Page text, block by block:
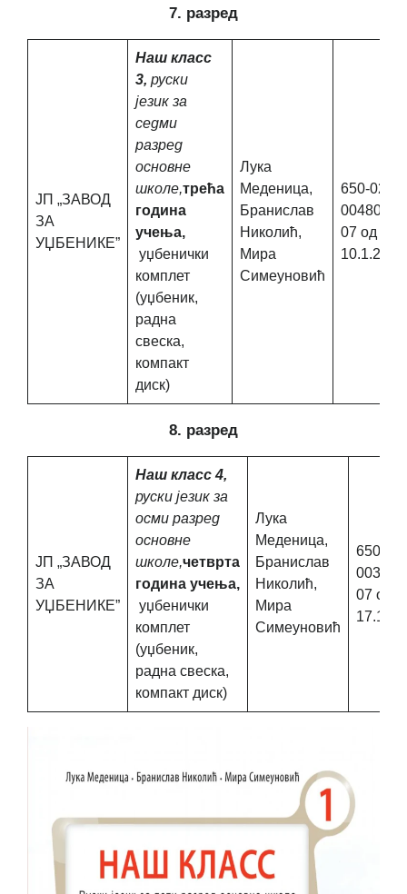
7. разред
ЈП „ЗАВОД
ЗА
УЏБЕНИКЕ”
Наш класс
3, руски
језик за
седми
разред
основне
школе,трећа
година
учења,
уџбенички
комплет
(уџбеник,
радна
свеска,
компакт
диск)
Лука
Меденица,
Бранислав
Николић,
Мира
Симеуновић
650-02-
00480/
07 од
8. разред
ЈП „ЗАВОД
ЗА
УЏБЕНИКЕ”
Наш класс 4,
руски језик за
осми разред
основне
школе,четврта
година учења,
уџбенички
комплет
(уџбеник,
радна свеска,
компакт диск)
Лука
Меденица,
Бранислав
Николић,
Мира
Симеуновић
650-02-
00303/
07 од